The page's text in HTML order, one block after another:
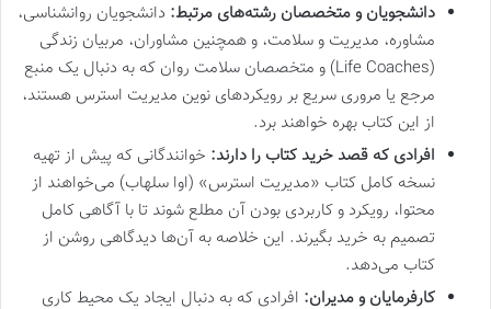
دانشجویان و متخصصان رشته‌های مرتبط: دانشجویان روانشناسی،
مشاوره، مدیریت و سلامت، و همچنین مشاوران، مربیان زندگی
(Life Coaches) و متخصصان سلامت روان که به دنبال یک منبع
مرجع یا مروری سریع بر رویکردهای نوین مدیریت استرس هستند،
از این کتاب بهره خواهند برد.
افرادی که قصد خرید کتاب را دارند: خوانندگانی که پیش از تهیه
نسخه کامل کتاب «مدیریت استرس» (اوا سلهاب) می‌خواهند از
محتوا، رویکرد و کاربردی بودن آن مطلع شوند تا با آگاهی کامل
تصمیم به خرید بگیرند. این خلاصه به آن‌ها دیدگاهی روشن از
کتاب می‌دهد.
کارفرمایان و مدیران: افرادی که به دنبال ایجاد یک محیط کاری